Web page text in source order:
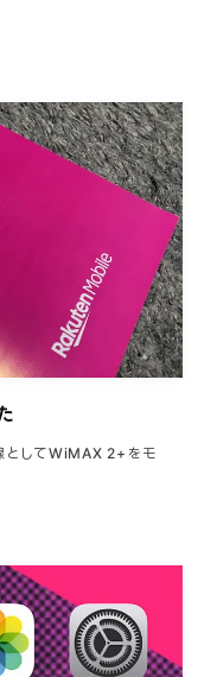
としてWiMAX 2+をモ